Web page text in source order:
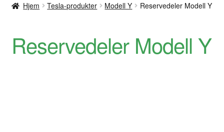
Ladere
Tilbud
Hjem Tesla-produkter Modell Y Reservedeler Modell Y
Reservedeler Modell Y